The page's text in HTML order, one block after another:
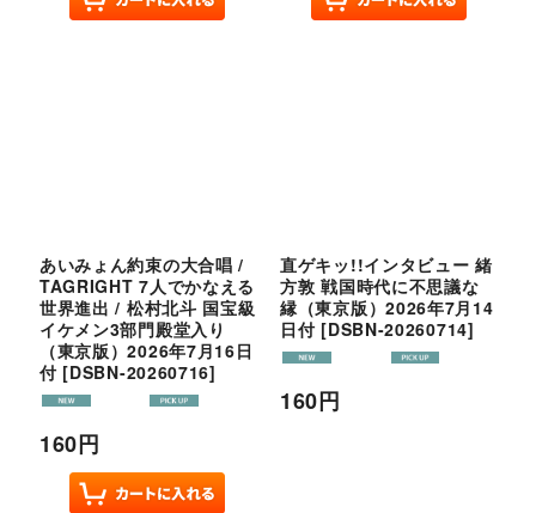
あいみょん約束の大合唱 /
TAGRIGHT 7人でかなえる
世界進出 / 松村北斗 国宝級
イケメン3部門殿堂入り
（東京版）2026年7月16日
付 [DSBN-20260716]
160円
直ゲキッ!!インタビュー 緒
方敦 戦国時代に不思議な
縁（東京版）2026年7月14
日付 [DSBN-20260714]
160円